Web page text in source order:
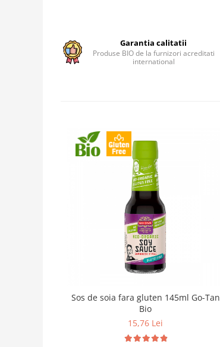
Garantia calitatii
Produse BIO de la furnizori acreditati
international
Sos de soia fara gluten 145ml Go-Tan
Bio
15,76 Lei